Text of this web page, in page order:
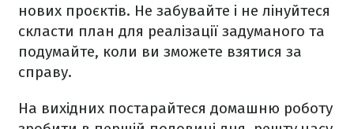
нових проєктів. Не забувайте і не лінуйтеся
скласти план для реалізації задуманого та
подумайте, коли ви зможете взятися за
справу.
На вихідних постарайтеся домашню роботу